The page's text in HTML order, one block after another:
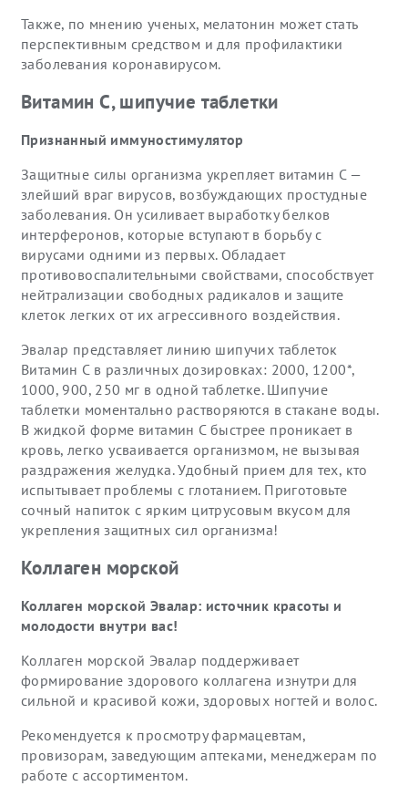
Также, по мнению ученых, мелатонин может стать
перспективным средством и для профилактики
заболевания коронавирусом.
Витамин С, шипучие таблетки
Признанный иммуностимулятор
Защитные силы организма укрепляет витамин С —
злейший враг вирусов, возбуждающих простудные
заболевания. Он усиливает выработку белков
интерферонов, которые вступают в борьбу с
вирусами одними из первых. Обладает
противовоспалительными свойствами, способствует
нейтрализации свободных радикалов и защите
клеток легких от их агрессивного воздействия.
Эвалар представляет линию шипучих таблеток
Витамин С в различных дозировках: 2000, 1200*,
1000, 900, 250 мг в одной таблетке. Шипучие
таблетки моментально растворяются в стакане воды.
В жидкой форме витамин С быстрее проникает в
кровь, легко усваивается организмом, не вызывая
раздражения желудка. Удобный прием для тех, кто
испытывает проблемы с глотанием. Приготовьте
сочный напиток с ярким цитрусовым вкусом для
укрепления защитных сил организма!
Коллаген морской
Коллаген морской Эвалар: источник красоты и
молодости внутри вас!
Коллаген морской Эвалар поддерживает
формирование здорового коллагена изнутри для
сильной и красивой кожи, здоровых ногтей и волос.
Рекомендуется к просмотру фармацевтам,
провизорам, заведующим аптеками, менеджерам по
работе с ассортиментом.